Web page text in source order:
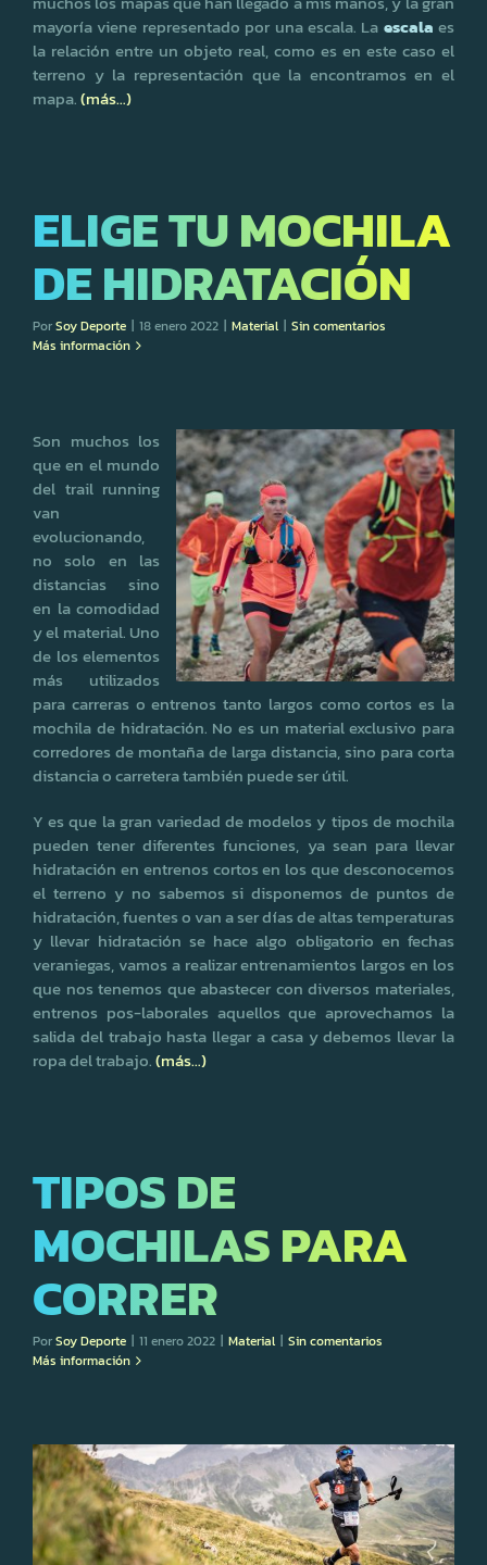
mayoría viene representado por una escala. La escala es
la relación entre un objeto real, como es en este caso el
terreno y la representación que la encontramos en el
mapa.(más…)
ELIGE TU MOCHILA
DE HIDRATACIÓN
PorSoy Deporte 18 enero 2022 Material
Sin comentarios
Más información
Son muchos los
que en el mundo
del trail running
van
evolucionando,
no solo en las
distancias sino
en la comodidad
y el material. Uno
de los elementos
más utilizados
para carreras o entrenos tanto largos como cortos es la
mochila de hidratación. No es un material exclusivo para
corredores de montaña de larga distancia, sino para corta
distancia o carretera también puede ser útil.
Y es que la gran variedad de modelos y tipos de mochila
pueden tener diferentes funciones, ya sean para llevar
hidratación en entrenos cortos en los que desconocemos
el terreno y no sabemos si disponemos de puntos de
hidratación, fuentes o van a ser días de altas temperaturas
y llevar hidratación se hace algo obligatorio en fechas
veraniegas, vamos a realizar entrenamientos largos en los
que nos tenemos que abastecer con diversos materiales,
entrenos pos-laborales aquellos que aprovechamos la
salida del trabajo hasta llegar a casa y debemos llevar la
ropa del trabajo.(más…)
TIPOS DE
MOCHILAS PARA
CORRER
PorSoy Deporte 11 enero 2022 Material
Sin comentarios
Más información